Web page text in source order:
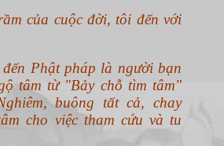
của cuộc đời, tôi đến với
Phật pháp là người bạn
tâm từ "Bảy chỗ tìm tâm"
buông tất cả, chay
cho việc tham cứu và tu